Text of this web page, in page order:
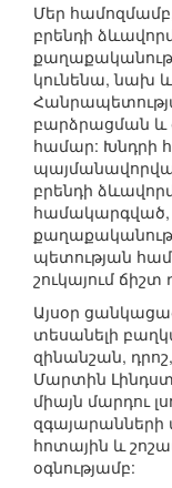
Մեր
բրենդի
կունենա, նախ
բարձրացման և
համար: Խնդրի
բրենդի
պետության
շուկայում
Այսօր
տեսանելի
զինանշան,
Մարտին
միայն մարդու
զգայարանների
հոտային և
օգնությամբ: